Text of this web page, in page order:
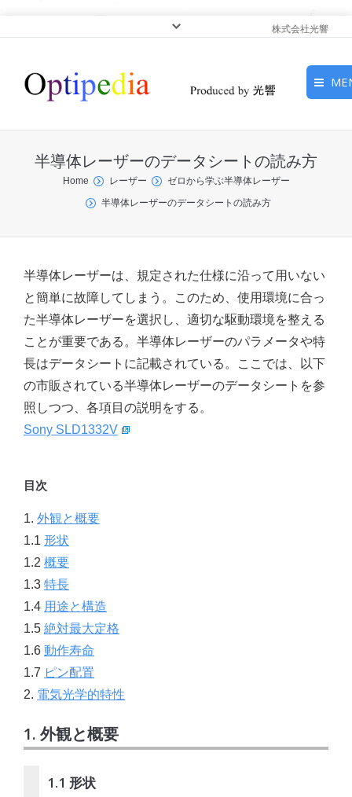
株式会社光響
ピックアップ
光基礎・光源
ン
サービス
半導体レーザーのデータシートの読み方
You are here:
Home レーザー
ゼロから学ぶ半導体レーザー
半導体レーザーのデータシートの読み方
半導体レーザーは、規定された仕様に沿って用いない
と簡単に故障してしまう。このため、使用環境に合っ
た半導体レーザーを選択し、適切な駆動環境を整える
ことが重要である。半導体レーザーのパラメータや特
長はデータシートに記載されている。ここでは、以下
の市販されている半導体レーザーのデータシートを参
照しつつ、各項目の説明をする。
Sony SLD1332V
目次
1. 外観と概要
1.1 形状
1.2 概要
1.3 特長
1.4 用途と構造
1.5 絶対最大定格
1.6 動作寿命
1.7 ピン配置
2. 電気光学的特性
1. 外観と概要
1.1 形状